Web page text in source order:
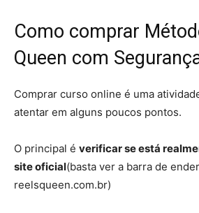
Como comprar
Queen com
Comprar curso online é uma
atentar em alguns poucos pontos.
O principal é verificar se está
site oficial(basta ver a barra de
reelsqueen.com.br)